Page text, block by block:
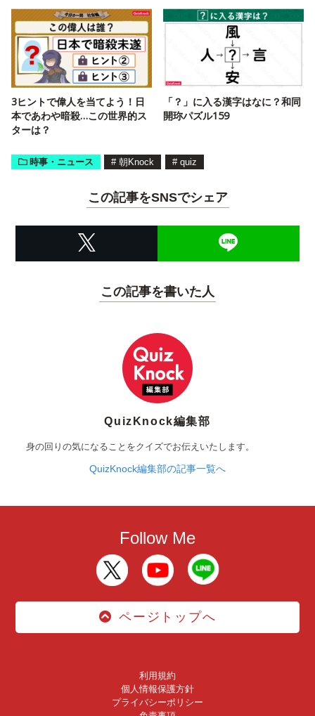
3ヒントで偉人を当てよう！日
本であわや暗殺…この世界的ス
ターは？
「？」に入る漢字はなに？和同
開珎パズル159
時事・ニュース # 朝Knock # quiz
この記事をSNSでシェア
この記事を書いた人
QuizKnock編集部
身の回りの気になることをクイズでお伝えいたします。
QuizKnock編集部の記事一覧へ
Follow Me
ページトップへ
利用規約
個人情報保護方針
プライバシーポリシー